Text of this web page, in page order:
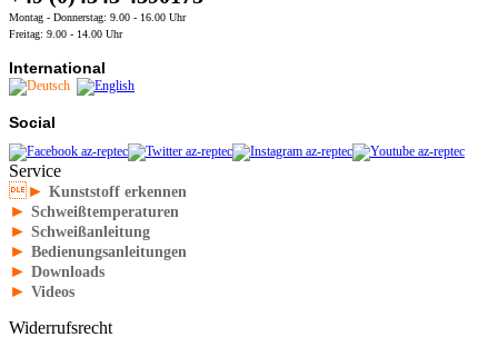
Montag - Donnerstag: 9.00 - 16.00 Uhr
Freitag: 9.00 - 14.00 Uhr
International
Social
Service
► Kunststoff erkennen
► Schweißtemperaturen
► Schweißanleitung
► Bedienungsanleitungen
► Downloads
► Videos
Widerrufsrecht